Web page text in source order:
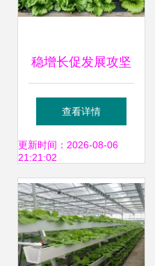
稳增长促发展攻坚
年 | 吴忠:冷凉蔬菜
种出火热产业
查看详情
更新时间：2026-08-06
21:21:02